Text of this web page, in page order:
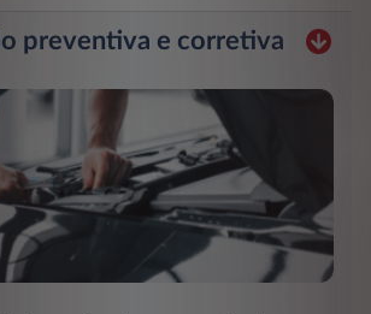
preventiva e corretiva